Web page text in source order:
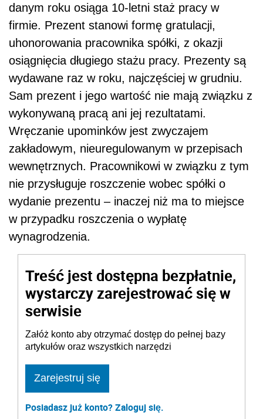
danym roku osiąga 10-letni staż pracy w
firmie. Prezent stanowi formę gratulacji,
uhonorowania pracownika spółki, z okazji
osiągnięcia długiego stażu pracy. Prezenty są
wydawane raz w roku, najczęściej w grudniu.
Sam prezent i jego wartość nie mają związku z
wykonywaną pracą ani jej rezultatami.
Wręczanie upominków jest zwyczajem
zakładowym, nieuregulowanym w przepisach
wewnętrznych. Pracownikowi w związku z tym
nie przysługuje roszczenie wobec spółki o
wydanie prezentu – inaczej niż ma to miejsce
w przypadku roszczenia o wypłatę
wynagrodzenia.
Treść jest dostępna bezpłatnie,
wystarczy zarejestrować się w
serwisie
Załóż konto aby otrzymać dostęp do pełnej bazy
artykułów oraz wszystkich narzędzi
Zarejestruj się
Posiadasz już konto? Zaloguj się.